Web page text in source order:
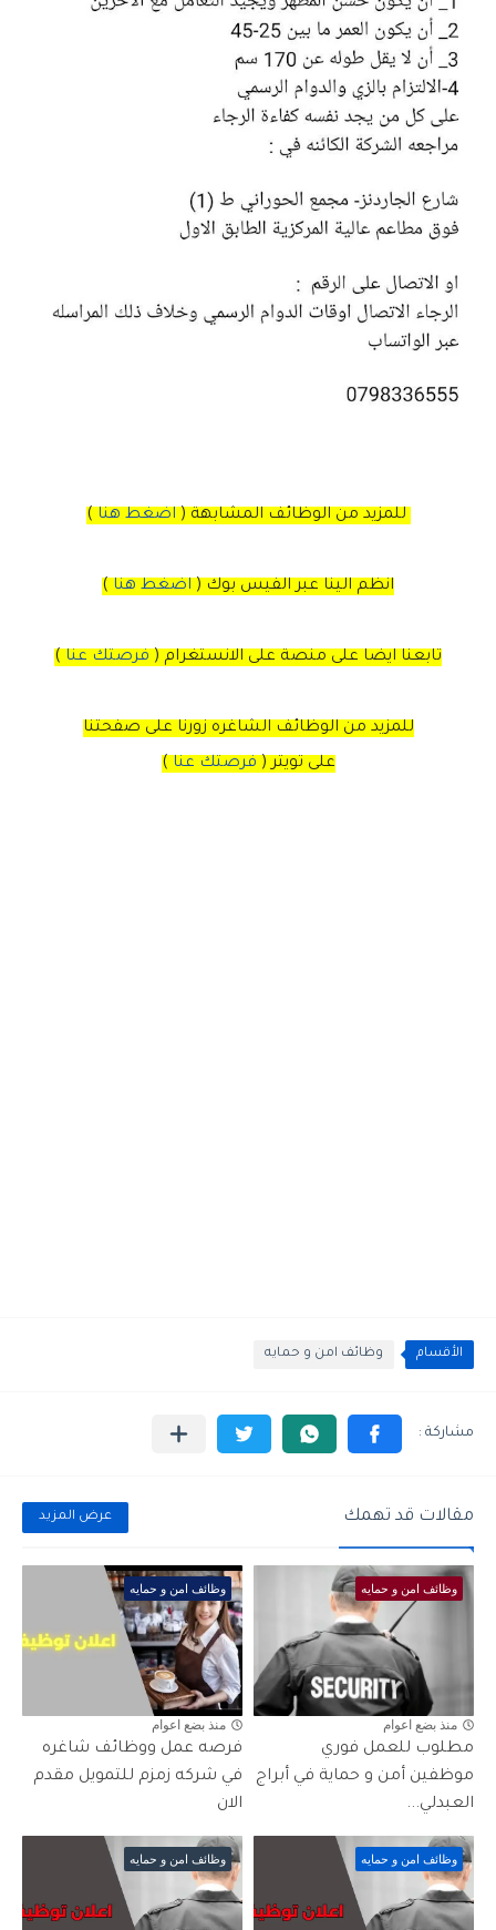
للمزيد من الوظائف المشابهة ( اضغط هنا )
انظم الينا عبر الفيس بوك ( اضغط هنا )
تابعنا ايضا على منصة على الانستغرام ( فرصتك عنا )
للمزيد من الوظائف الشاغره زورنا على صفحتنا
على تويتر( فرصتك عنا )
الأقسام وظائف امن و حمايه
مقالات قد تهمك عرض المزيد
وظائف امن و حمايه
منذ بضع اعوام
مطلوب للعمل فوري
موظفين أمن و حماية في أبراج
العبدلي...
وظائف امن و حمايه
منذ بضع اعوام
فرصه عمل ووظائف شاغره
في شركه زمزم للتمويل مقدم
الان
وظائف امن و حمايه وظائف امن و حمايه